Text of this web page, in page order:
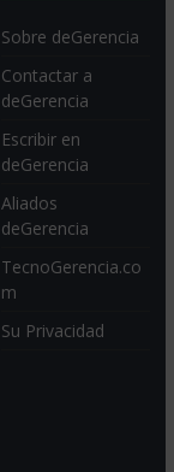
Sobre deGerencia
Contactar a
deGerencia
Escribir en
deGerencia
Aliados
deGerencia
TecnoGerencia.co
m
Su Privacidad